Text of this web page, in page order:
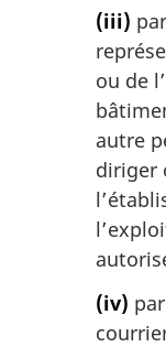
(iii)
ou de
autre
diriger
(iv)